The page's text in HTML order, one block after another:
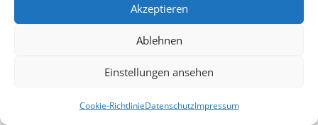
Akzeptieren
Ablehnen
Einstellungen ansehen
Cookie-RichtlinieDatenschutzImpressum
Verschiedene T-
Shirts & Hoodies
Kreuzband |
Edition